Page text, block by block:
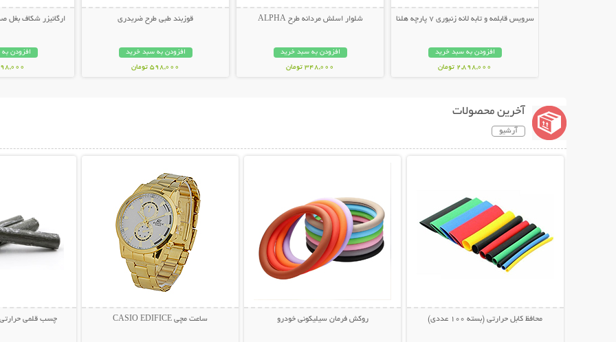
سرویس قابلمه و تابه لانه زنبوری 7 پارچه هلنا
افزودن به سبد خرید
2,898,000 تومان
شلوار اسلش مردانه طرح ALPHA
افزودن به سبد خرید
348,000 تومان
قوزبند طبی طرح ضربدری
افزودن به سبد خرید
598,000 تومان
ارگانیزر شکاف بغل
افزودن
498,000
آخرین محصولات
آرشیو
محافظ کابل حرارتی (بسته 100 عددی) روکش فرمان سیلیکونی خودرو ساعت مچی CASIO EDIFICE چسب قلمی حرارتی همه